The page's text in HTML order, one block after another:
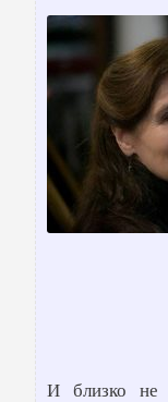
И близко не